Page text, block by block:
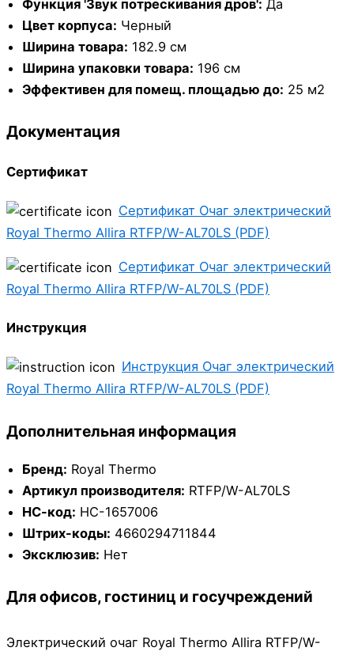
Функция 'Звук потрескивания дров': Да
Цвет корпуса: Черный
Ширина товара: 182.9 см
Ширина упаковки товара: 196 см
Эффективен для помещ. площадью до: 25 м2
Документация
Сертификат
Сертификат Очаг электрический
Royal Thermo Allira RTFP/W-AL70LS (PDF)
Сертификат Очаг электрический
Royal Thermo Allira RTFP/W-AL70LS (PDF)
Инструкция
Инструкция Очаг электрический
Royal Thermo Allira RTFP/W-AL70LS (PDF)
Дополнительная информация
Бренд: Royal Thermo
Артикул производителя: RTFP/W-AL70LS
НС-код: НС-1657006
Штрих-коды: 4660294711844
Эксклюзив: Нет
Для офисов, гостиниц и госучреждений
Электрический очаг Royal Thermo Allira RTFP/W-